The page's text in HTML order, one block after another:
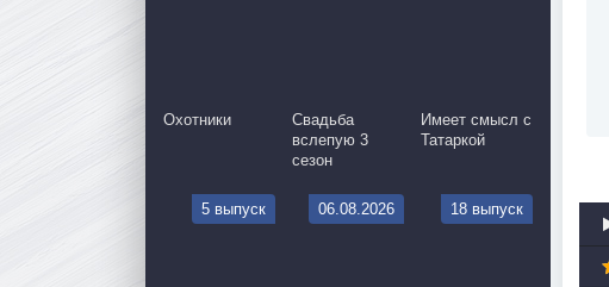
Охотники
Свадьба
вслепую 3
сезон
Имеет смысл с
Татаркой
5 выпуск 06.08.2026 18 выпуск